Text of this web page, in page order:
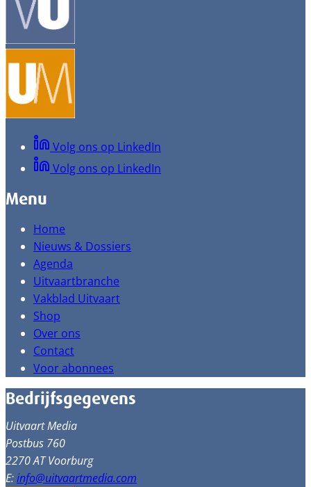
Volg ons op LinkedIn
Volg ons op LinkedIn
Menu
Home
Nieuws & Dossiers
Agenda
Uitvaartbranche
Vakblad Uitvaart
Shop
Over ons
Contact
Voor abonnees
Bedrijfsgegevens
Uitvaart Media
Postbus 760
2270 AT Voorburg
E:info@uitvaartmedia.com